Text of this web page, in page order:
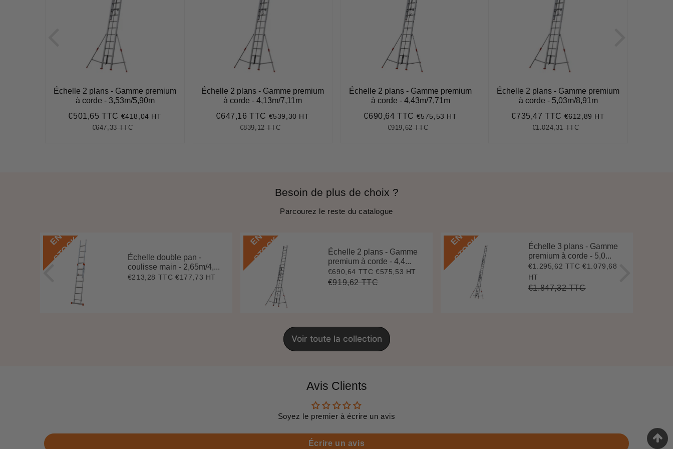
Échelle 2 plans - Gamme premium
à corde - 3,53m/5,90m
Prix
€501,65 TTC €501,65
€418,04 HT
Prix
€647,33 TTC€647,33
Échelle 2 plans - Gamme premium
à corde - 4,13m/7,11m
Prix
€647,16 TTC €647,16
€539,30 HT
Prix
€839,12 TTC€839,12
Échelle 2 plans - Gamme premium
à corde - 4,43m/7,71m
Prix
€690,64 TTC €690,64
€575,53 HT
Prix
€919,62 TTC€919,62
Échelle 2 plans - Gamme premium
à corde - 5,03m/8,91m
Prix
€735,47 TTC €735,47
€612,89 HT
Prix
€1.024,31 TTC€1.024,31
Besoin de plus de choix ?
Parcourez le reste du catalogue
E
N
S
T
O
C
K
Échelle double pan -
coulisse main - 2,65m/4,...
Prix
€213,28 TTC €213,28
€177,73 HT
E
N
S
T
O
C
K
Échelle 2 plans - Gamme
premium à corde - 4,4...
Prix
réduit
€690,64 TTC €690,64
€575,53 HT
Prix
€919,62 TTC€919,62
E
N
S
T
O
C
K
Échelle 3 plans - Gamme
premium à corde - 5,0...
Prix
réduit
€1.295,62 TTC€1.295,62
€1.079,68
HT
Prix
€1.847,32 TTC€1.847,32
Voir toute la collection
Avis Clients
Soyez le premier à écrire un avis
Écrire un avis